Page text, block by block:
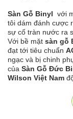
Sàn Gỗ Binyl với
tôi dám đánh cược
sự cố tràn nước ra
Với bề mặt sàn gỗ
đạt tới tiêu chuẩn
ngạc và bị chinh
của Sàn Gỗ Đức
Wilson Việt Nam